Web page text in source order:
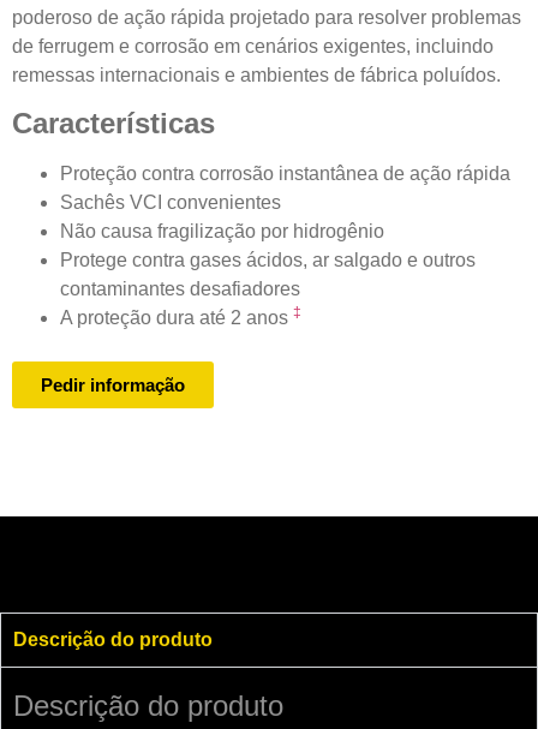
poderoso de ação rápida projetado para resolver problemas
de ferrugem e corrosão em cenários exigentes, incluindo
remessas internacionais e ambientes de fábrica poluídos.
Características
Proteção contra corrosão instantânea de ação rápida
Sachês VCI convenientes
Não causa fragilização por hidrogênio
Protege contra gases ácidos, ar salgado e outros
contaminantes desafiadores
A proteção dura até 2 anos ‡
Pedir informação
Descrição do produto
Descrição do produto